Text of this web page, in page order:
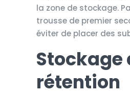
la zone de stockage.
trousse de premier
éviter de placer des
Stockage
rétention